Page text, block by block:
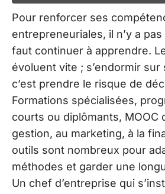
Pour renforcer ses
entrepreneuriales, il n’y a
faut continuer à apprendre.
évoluent vite ; s’endormir sur
c’est prendre le risque de
Formations spécialisées,
courts ou diplômants, MOOC
gestion, au marketing, à la
outils sont nombreux pour
méthodes et garder une
Un chef d’entreprise qui